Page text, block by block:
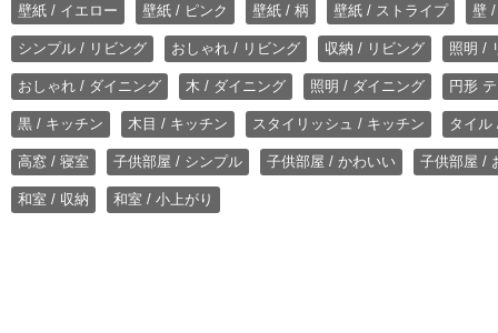
壁紙 / イエロー 壁紙 / ピンク 壁紙 / 柄 壁紙 / ストライプ 壁
シンプル / リビング おしゃれ / リビング 収納 / リビング 照明 /
おしゃれ / ダイニング 木 / ダイニング 照明 / ダイニング 円形
黒 / キッチン 木目 / キッチン スタイリッシュ / キッチン タイル
高窓 / 寝室 子供部屋 / シンプル 子供部屋 / かわいい 子供部屋 /
和室 / 収納 和室 / 小上がり